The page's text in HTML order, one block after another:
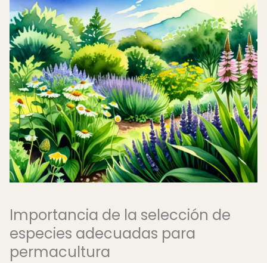
Importancia de la selección de
especies adecuadas para
permacultura